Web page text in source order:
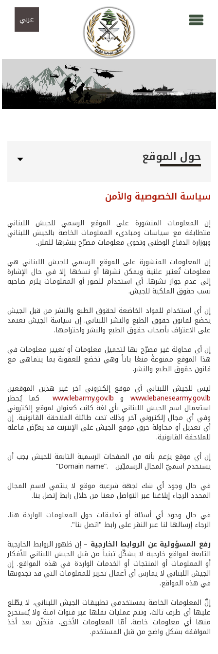
عربي
حول الموقع
سياسة الخصوصية والأمن
إن المعلومات المنشورة على الموقع الرسمي للجيش اللبناني
متطابقة مع سياسات ومبادىء المعلومات الخاصة بالجيش اللبناني
وبوزارة الدفاع الوطني وتحوي معلومات مصرّح بنشرها للعلن.
إن المعلومات المنشورة على الموقع الرسمي للجيش اللبناني هي
معلومات تُعتبر علنية ويمكن نشرها أو نسخها إلا في حال الإشارة
إلى عدم جواز نشرها. أي استخدام للصور أو المعلومات يلزم صاحبه
نسب حقوق الملكية للجيش.
إن أي استخدام للمواد الخاضعة لحقوق الطبع والنشر من قبل الجيش
يخضع لقانون حقوق الطبع والنشر اللبناني. إن سياسة الجيش تعتمد
على الاعتراف بأصحاب حقوق الطبع والنشر واحترامها.
إن أي محاولة غير مصرّح بها لتحميل معلومات أو تغيير معلومات في
هذا الموقع ممنوعةً منعًا باتاً وهي تخضع للعقوبة بما يتماهى مع
قانون حقوق الطبع والنشر.
ليس للجيش اللبناني أي موقع إلكتروني آخر غير هذين الموقعين
www.lebanesearmy.gov.lbو www.lebarmy.gov.lb كما يُحظر
استعمال اسم الجيش اللبناني بأي لغة كانت كعنوان لموقع إلكتروني
وفي أي مجال إلكتروني آخر وذلك تحت طائلة الملاحقة القانونية. إن
أي تعديل أو محاولة خرق موقع الجيش على الإنترنت قد يعرّض فاعله
للملاحقة القانونية.
إن أي موقع يزعم بأنه من الصفحات الرسمية التابعة للجيش يجب أن
يستخدم اسميّ المجال الرسميّين .“Domain name”
في حال وجود أي شك لجهة شرعية موقع لا ينتمي لاسم المجال
المحدد الرجاء إبلاغنا عبر التواصل معنا من خلال رابط إتصل بنا.
في حال وجود أي أسئلة أو تعليقات حول المعلومات الواردة هنا،
الرجاء إرسالها لنا عبر النقر على رابط "اتصل بنا".
رفع المسؤولية عن الروابط الخارجية – إن ظهور الروابط الخارجية
التابعة لمواقع خارجية لا يشكّل تبنياً من قبل الجيش اللبناني للأفكار
أو المعلومات أو المنتجات أو الخدمات الواردة في هذه المواقع. إن
الجيش اللبناني لا يمارس أي أعمال تحرير للمعلومات التي قد تجدونها
في هذه المواقع.
إنَّ المعلومات الخاصة بمستخدمي تطبيقات الجيش اللبناني، لا يطّلع
عليها أي طرف ثالث، وتتم عمليات نقلها عبر قنوات آمنة ولا يُستخرج
منها أي معلومات خاصة. أمّا المعلومات الأخرى، فتخزّن بعد أخذ
الموافقة بشكل واضح من قبل المستخدم.